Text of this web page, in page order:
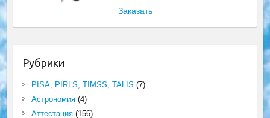
Заказать
Рубрики
PISA, PIRLS, TIMSS, TALIS (7)
Астрономия(4)
Аттестация(156)